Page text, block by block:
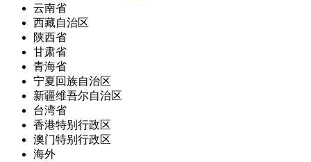
云南省
西藏自治区
陕西省
甘肃省
青海省
宁夏回族自治区
新疆维吾尔自治区
台湾省
香港特别行政区
澳门特别行政区
海外